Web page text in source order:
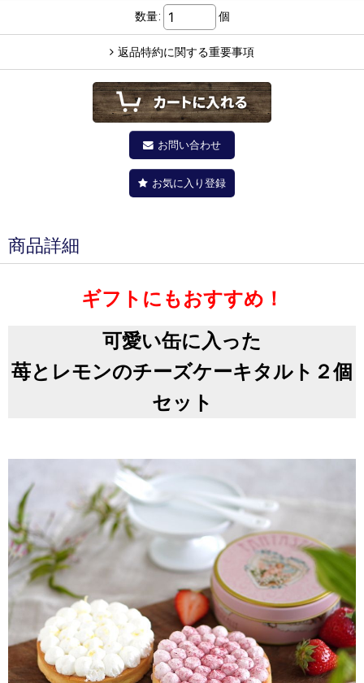
数量: 個
返品特約に関する重要事項
お問い合わせ
お気に入り登録
商品詳細
ギフトにもおすすめ！
可愛い缶に入った
苺とレモンのチーズケーキタルト２個
セット